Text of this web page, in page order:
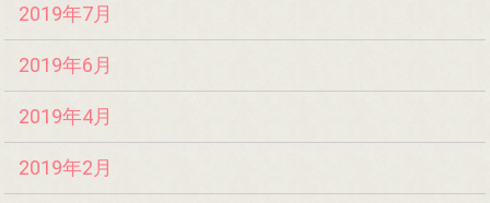
2019年7月
2019年6月
2019年4月
2019年2月